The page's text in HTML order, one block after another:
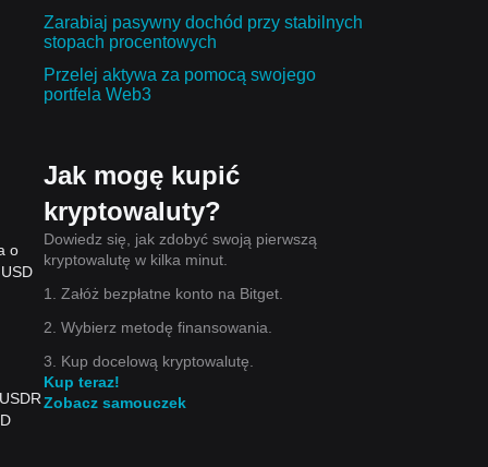
o
Zarabiaj pasywny dochód przy stabilnych
stopach procentowych
Przelej aktywa za pomocą swojego
portfela Web3
Jak mogę kupić
kryptowaluty?
Dowiedz się, jak zdobyć swoją pierwszą
kryptowalutę w kilka minut.
1. Załóż bezpłatne konto na Bitget.
2. Wybierz metodę finansowania.
3. Kup docelową kryptowalutę.
Kup teraz!
Zobacz samouczek